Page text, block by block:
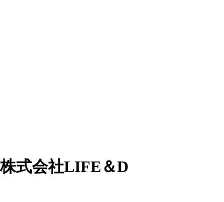
株式会社LIFE＆D